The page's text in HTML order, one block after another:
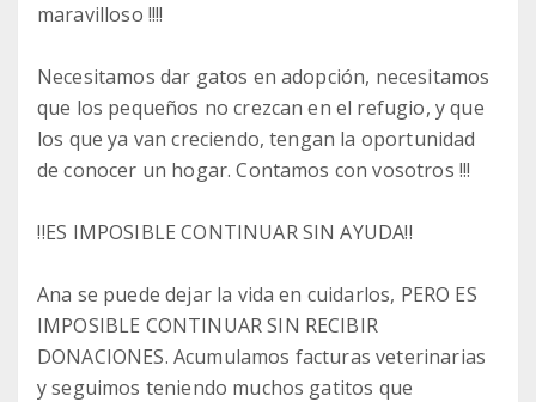
maravilloso !!!!
Necesitamos dar gatos en adopción, necesitamos
que los pequeños no crezcan en el refugio, y que
los que ya van creciendo, tengan la oportunidad
de conocer un hogar. Contamos con vosotros !!!
‼️ES IMPOSIBLE CONTINUAR SIN AYUDA‼️
Ana se puede dejar la vida en cuidarlos, PERO ES
IMPOSIBLE CONTINUAR SIN RECIBIR
DONACIONES. Acumulamos facturas veterinarias
y seguimos teniendo muchos gatitos que